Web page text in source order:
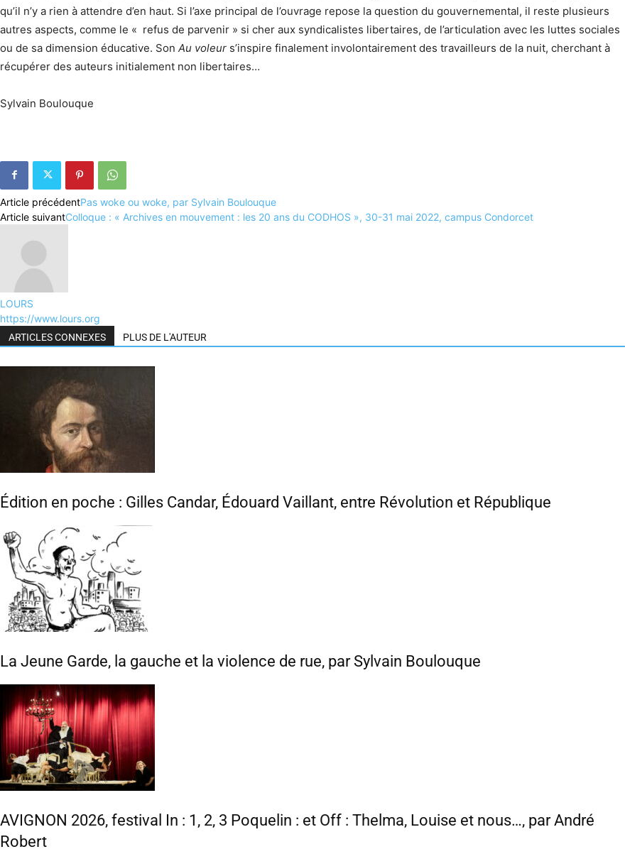
qu’il n’y a rien à attendre d’en haut. Si l’axe principal de l’ouvrage repose la question du gouvernemental, il reste plusieurs
autres aspects, comme le « refus de parvenir » si cher aux syndicalistes libertaires, de l’articulation avec les luttes sociales
ou de sa dimension éducative. Son Au voleur s’inspire finalement involontairement des travailleurs de la nuit, cherchant à
récupérer des auteurs initialement non libertaires…
Sylvain Boulouque
Article précédentPas woke ou woke, par Sylvain Boulouque
Article suivantColloque : « Archives en mouvement : les 20 ans du CODHOS », 30-31 mai 2022, campus Condorcet
LOURS
https://www.lours.org
ARTICLES CONNEXES PLUS DE L'AUTEUR
Édition en poche : Gilles Candar, Édouard Vaillant, entre Révolution et République
La Jeune Garde, la gauche et la violence de rue, par Sylvain Boulouque
AVIGNON 2026, festival In : 1, 2, 3 Poquelin : et Off : Thelma, Louise et nous…, par André
Robert